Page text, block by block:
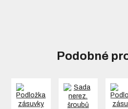
Podobné